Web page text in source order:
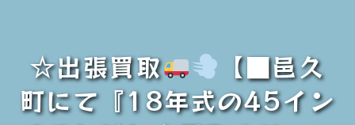
☆出張買取
【■邑久
町にて『18年式の45イン